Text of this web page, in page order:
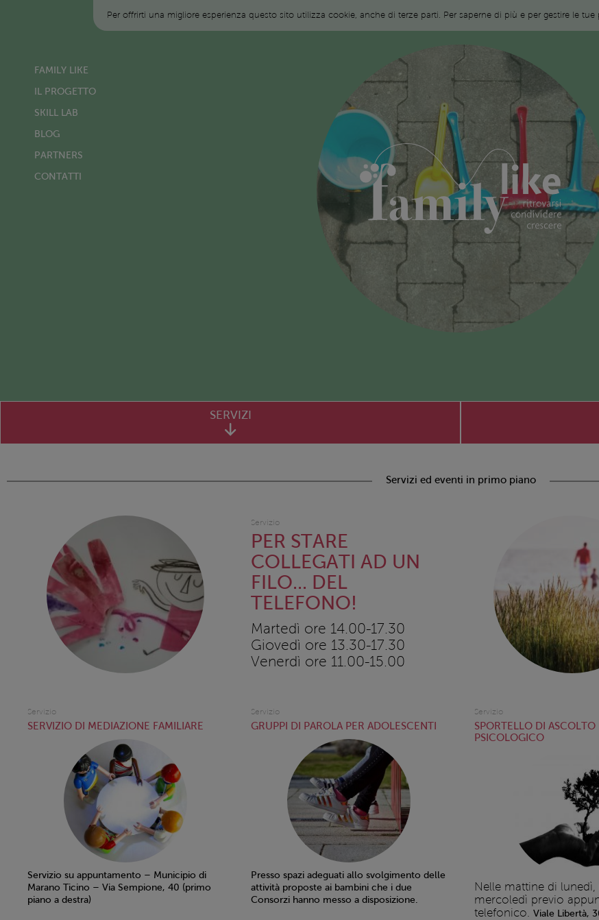
Per offrirti una migliore esperienza questo sito utilizza cookie, anche di terze parti. Per saperne di più e per gestire le tue
FAMILY LIKE
IL PROGETTO
SKILL LAB
BLOG
PARTNERS
CONTATTI
SERVIZI
Servizi ed eventi in primo piano
Servizio
PER STARE
COLLEGATI AD UN
FILO... DEL
TELEFONO!
Martedì ore 14.00-17.30
Giovedì ore 13.30-17.30
Venerdì ore 11.00-15.00
Servizio
SERVIZIO DI MEDIAZIONE FAMILIARE
Servizio su appuntamento – Municipio di
Marano Ticino – Via Sempione, 40 (primo
piano a destra)
Servizio
GRUPPI DI PAROLA PER ADOLESCENTI
Presso spazi adeguati allo svolgimento delle
attività proposte ai bambini che i due
Consorzi hanno messo a disposizione.
Servizio
SPORTELLO DI ASCOLTO
PSICOLOGICO
Nelle mattine di
mercoledì previo
telefonico. Viale Libertà,